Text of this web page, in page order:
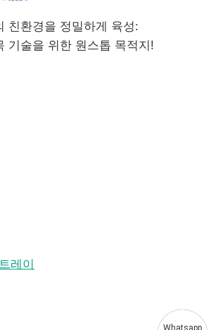
친환경을 정밀하게 육성:
기술을 위한 원스톱 목적지!
레이
Whatsapp